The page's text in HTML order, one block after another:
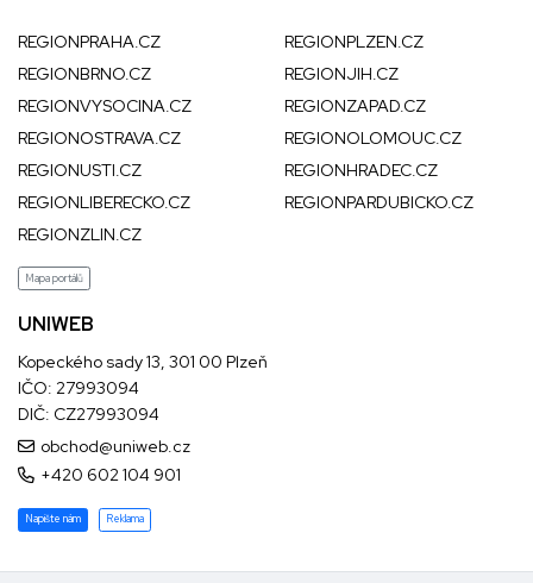
REGIONPRAHA.CZ
REGIONPLZEN.CZ
REGIONBRNO.CZ
REGIONJIH.CZ
REGIONVYSOCINA.CZ
REGIONZAPAD.CZ
REGIONOSTRAVA.CZ
REGIONOLOMOUC.CZ
REGIONUSTI.CZ
REGIONHRADEC.CZ
REGIONLIBERECKO.CZ
REGIONPARDUBICKO.CZ
REGIONZLIN.CZ
Mapa portálů
UNIWEB
Kopeckého sady 13, 301 00 Plzeň
IČO: 27993094
DIČ: CZ27993094
obchod@uniweb.cz
+420 602 104 901
Napište nám Reklama